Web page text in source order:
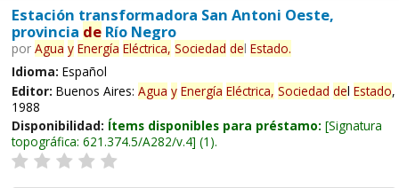
Estación transformadora San Antoni Oeste,
provincia deRío Negro
por Agua y Energía Eléctrica, Sociedad del Estado.
Idioma: Español
Editor: Buenos Aires: Agua y Energía Eléctrica, Sociedad del Estado,
1988
Disponibilidad: Ítems disponibles para préstamo: Signatura
topográfica: 621.374.5/A282/v.4 (1).